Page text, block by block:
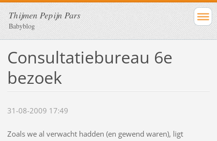
Thijmen Pepijn Pars
Babyblog
Consultatiebureau 6e
bezoek
31-08-2009 17:49
Zoals we al verwacht hadden (en gewend waren), ligt